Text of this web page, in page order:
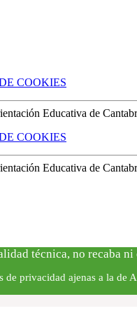
COOKIES
Educativa de
COOKIES
Educativa de
técnica, no recaba
privacidad ajenas a la